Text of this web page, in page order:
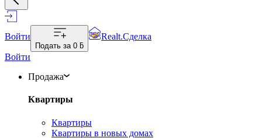
Войти
Подать за 0 ƃ
Realt.Сделка
Войти
Продажа
Квартиры
Квартиры
Квартиры в новых домах